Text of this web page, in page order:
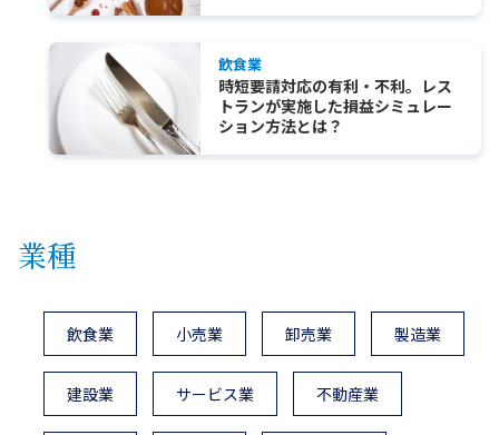
飲食業
時短要請対応の有利・不利。レス
トランが実施した損益シミュレー
ション方法とは？
業種
飲食業 小売業 卸売業 製造業
建設業 サービス業 不動産業